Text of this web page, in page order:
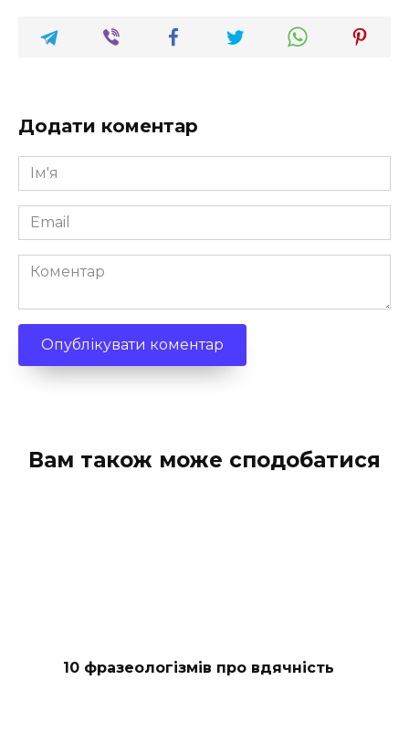
Додати коментар
Ім'я
*
Email
*
Коментар
Вам також може сподобатися
10 фразеологізмів про вдячність